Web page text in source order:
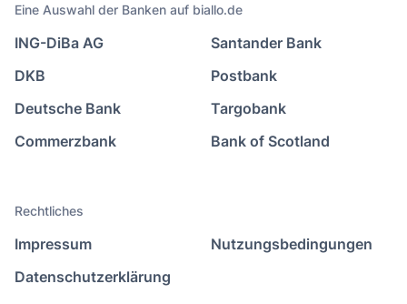
Eine Auswahl der Banken auf biallo.de
ING-DiBa AG
DKB
Deutsche Bank
Commerzbank
Santander Bank
Postbank
Targobank
Bank of Scotland
Rechtliches
Impressum
Datenschutzerklärung
Nutzungsbedingungen